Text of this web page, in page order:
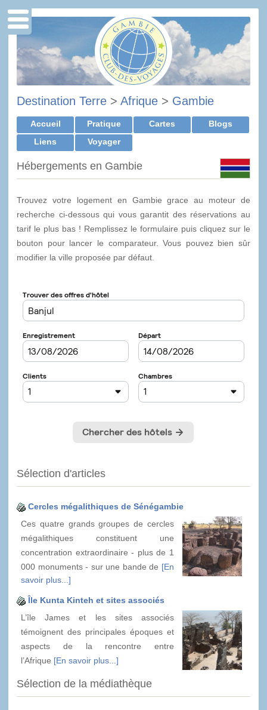
Destination Terre > Afrique > Gambie
Accueil Pratique Cartes
Blogs
Liens
Voyager
Hébergements en Gambie
Trouvez votre logement en Gambie grace au moteur de
recherche ci-dessous qui vous garantit des réservations au
tarif le plus bas ! Remplissez le formulaire puis cliquez sur le
bouton pour lancer le comparateur. Vous pouvez bien sûr
modifier la ville proposée par défaut.
Sélection d'articles
Cercles mégalithiques de Sénégambie
Ces quatre grands groupes de cercles
mégalithiques constituent une
concentration extraordinaire - plus de 1
000 monuments - sur une bande de [En
savoir plus...]
Île Kunta Kinteh et sites associés
L’île James et les sites associés
témoignent des principales époques et
aspects de la rencontre entre
l’Afrique [En savoir plus...]
Sélection de la médiathèque